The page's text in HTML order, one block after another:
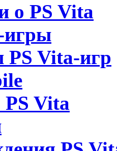
о PS Vita
игры
PS Vita-игр
Vita